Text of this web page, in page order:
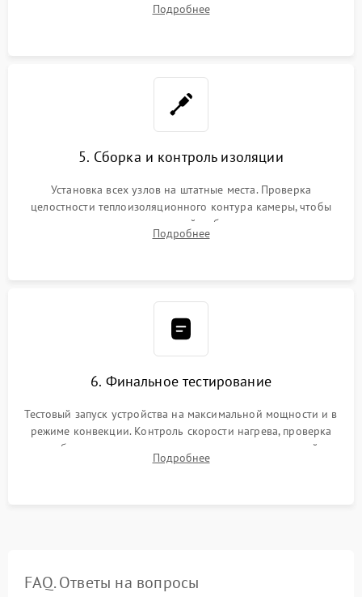
выгоревших реле, восстановление контактов и замена
Подробнее
5. Сборка и контроль изоляции
Установка всех узлов на штатные места. Проверка
целостности теплоизоляционного контура камеры, чтобы
исключить перегрев кухонной мебели и потерю тепла.
Надежная фиксация клемм и сборка корпуса шкафа.
Подробнее
6. Финальное тестирование
Тестовый запуск устройства на максимальной мощности и в
режиме конвекции. Контроль скорости нагрева, проверка
срабатывания термостата при достижении заданной
температуры и тест на отсутствие утечек тока.
Подробнее
FAQ. Ответы на вопросы